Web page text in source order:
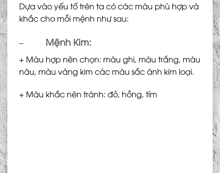
Dựa vào yếu tố trên ta có các màu phù hợp và
khắc cho mỗi mệnh như sau:
– Mệnh Kim:
+ Màu hợp nên chọn: màu ghi, màu trắng, màu
nâu, màu vàng kim các màu sắc ánh kim loại.
+ Màu khắc nên tránh: đỏ, hồng, tím